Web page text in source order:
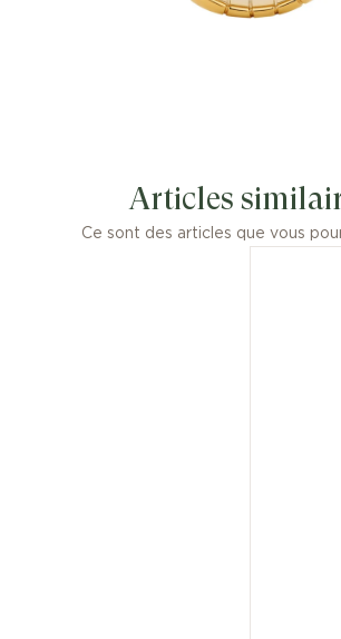
éternellement
Articles
Ce sont des articles que vous